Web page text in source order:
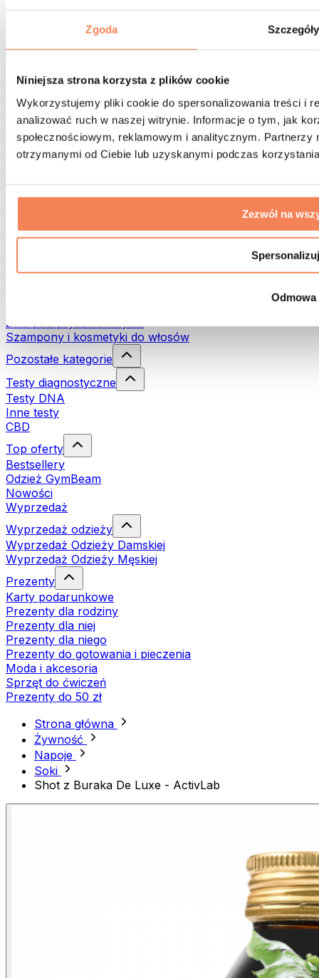
Zgoda Szczegóły
Niniejsza strona korzysta z plików cookie
Wykorzystujemy pliki cookie do spersonalizowania treści i
analizować ruch w naszej witrynie. Informacje o tym, jak
społecznościowym, reklamowym i analitycznym. Partnerzy
otrzymanymi od Ciebie lub uzyskanymi podczas
Zezwól na
Spersonalizuj
Odmowa
Torby i plecaki
Torby na żywność i akcesoria
Akcesoria dopasowane do aktywności
Bieganie
Sporty walki
Kolarstwo
Joga i pilates
Terapia zimnem
Trekking
Filtry i dzbanki do wody
Środki do prania
Żele pod prysznic i mydła
Szampony i kosmetyki do włosów
Pozostałe kategorie
Testy diagnostyczne
Testy DNA
Inne testy
CBD
Top oferty
Bestsellery
Odzież GymBeam
Nowości
Wyprzedaż
Wyprzedaż odzieży
Wyprzedaż Odzieży Damskiej
Wyprzedaż Odzieży Męskiej
Prezenty
Karty podarunkowe
Prezenty dla rodziny
Prezenty dla niej
Prezenty dla niego
Prezenty do gotowania i pieczenia
Moda i akcesoria
Sprzęt do ćwiczeń
Prezenty do 50 zł
Strona główna
Żywność
Napoje
Soki
Shot z Buraka De Luxe - ActivLab